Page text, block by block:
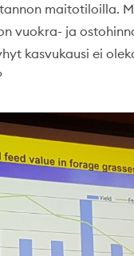
maitotiloilla.
vuokra- ja
kasvukausi ei